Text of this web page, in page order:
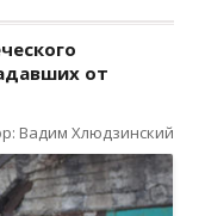
от
Вадим Хлюдзинский